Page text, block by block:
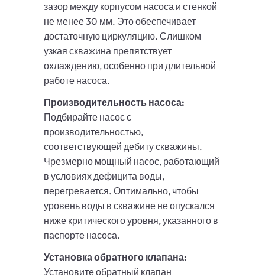
зазор между корпусом насоса и стенкой
не менее 30 мм. Это обеспечивает
достаточную циркуляцию. Слишком
узкая скважина препятствует
охлаждению, особенно при длительной
работе насоса.
Производительность насоса:
Подбирайте насос с
производительностью,
соответствующей дебиту скважины.
Чрезмерно мощный насос, работающий
в условиях дефицита воды,
перегревается. Оптимально, чтобы
уровень воды в скважине не опускался
ниже критического уровня, указанного в
паспорте насоса.
Установка обратного клапана:
Установите обратный клапан